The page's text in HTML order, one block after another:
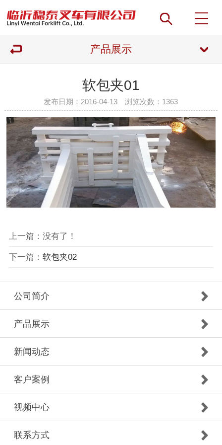
产品展示
软包夹01
发布日期：2016-04-13 浏览次数： 1363
上一篇：没有了！
下一篇： 软包夹02
公司简介
产品展示
新闻动态
客户案例
视频中心
联系方式